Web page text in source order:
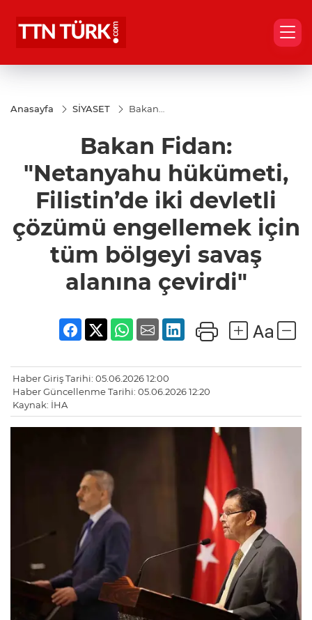
Anasayfa SİYASET
Bakan
hükümeti,
Filistin’de
iki devletli
çözümü
için tüm
bölgeyi
alanına
çevirdi"
Bakan Fidan:
"Netanyahu hükümeti,
Filistin’de iki devletli
çözümü engellemek için
tüm bölgeyi savaş
alanına çevirdi"
Haber Giriş Tarihi: 05.06.2026 12:00
Haber Güncellenme Tarihi: 05.06.2026 12:20
Kaynak: İHA